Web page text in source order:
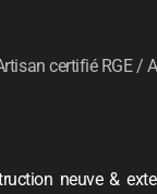
certifié RGE /
neuve &